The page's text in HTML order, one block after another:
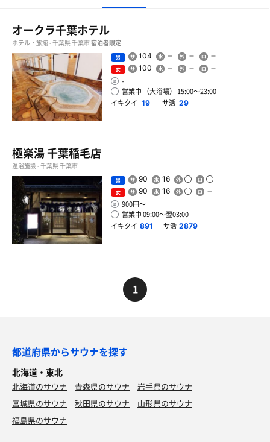
オークラ千葉ホテル
ホテル・旅館 - 千葉県 千葉市宿泊者限定
男 104
女 100
-
営業中 （大浴場） 15:00〜23:00
イキタイ 19 サ活 29
極楽湯 千葉稲毛店
温浴施設 - 千葉県 千葉市
男 90 16
女 90 16
900円〜
営業中 09:00〜翌03:00
イキタイ 891 サ活 2879
1
都道府県からサウナを探す
北海道・東北
北海道のサウナ 青森県のサウナ
岩手県のサウナ
宮城県のサウナ
秋田県のサウナ
山形県のサウナ
福島県のサウナ